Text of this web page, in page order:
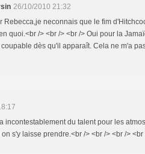
26/10/2010 21:32
Rebecca,je neconnais que le fim
quoi.<br /> <br /> <br /> Oui pour la
dès qu'il apparaît. Cela ne m'a
incontestablement du talent pour les
s'y laisse prendre.<br /> <br /> <br /> <br